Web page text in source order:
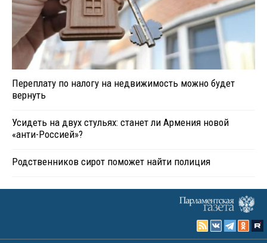
Переплату по налогу на недвижимость можно будет
вернуть
Усидеть на двух стульях: станет ли Армения новой
«анти-Россией»?
Родственников сирот поможет найти полиция